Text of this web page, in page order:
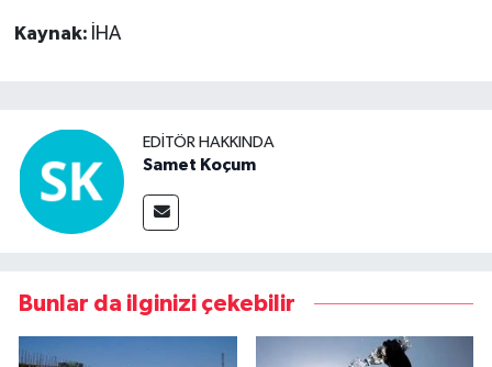
Kaynak: İHA
EDITÖR HAKKINDA
Samet Koçum
Bunlar da ilginizi çekebilir